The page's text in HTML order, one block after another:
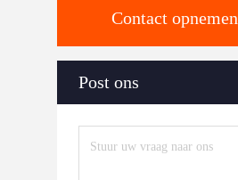
Contact opnemen
Post ons